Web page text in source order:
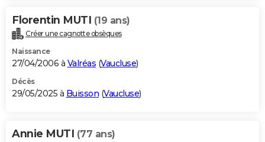
Florentin MUTI (19 ans)
Créer une cagnotte obsèques
Naissance
27/04/2006 à Valréas (Vaucluse)
Décès
29/05/2025 à Buisson (Vaucluse)
Annie MUTI (77 ans)